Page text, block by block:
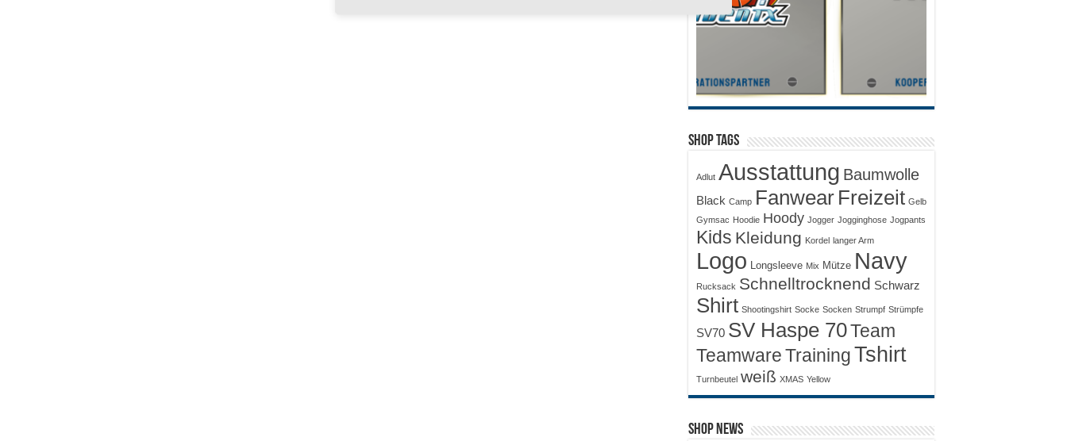
Shop Tags
Adlut Ausstattung Baumwolle
Black Camp Fanwear Freizeit Gelb
Gymsac Hoodie Hoody Jogger Jogginghose Jogpants
Kids Kleidung Kordel langer Arm
Logo Longsleeve Mix Mütze Navy
Rucksack Schnelltrocknend Schwarz
Shirt Shootingshirt Socke Socken Strumpf Strümpfe
SV70 SV Haspe 70Team
Teamware TrainingTshirt
Turnbeutel weiß XMAS Yellow
Shop News